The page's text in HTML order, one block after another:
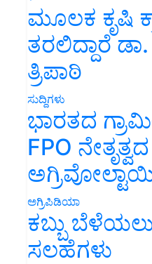
ಮೂಲಕ ಕೃಷಿ
ತರಲಿದ್ದಾರೆ
ತ್ರಿಪಾಠಿ
ಸುದ್ದಿಗಳು
ಭಾರತದ
FPO ನೇತೃತ್ವದ
ಅಗ್ರಿಪಿಡಿಯಾ
ಕಬ್ಬು
ಸಲಹೆಗಳು